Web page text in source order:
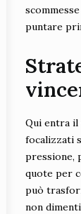
puntare
Qui entra
focalizzati
pressione,
quote per
può
non